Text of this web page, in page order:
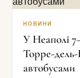
НОВИНИ
У Неаполі
Торре-
автобусами